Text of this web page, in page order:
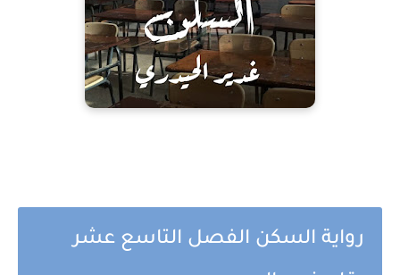
رواية السكن الفصل التاسع عشر